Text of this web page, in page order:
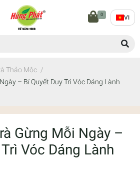
0 VI
Thảo Mộc /
– Bí Quyết Duy Trì Vóc Dáng Lành
Gừng Mỗi Ngày –
Vóc Dáng Lành